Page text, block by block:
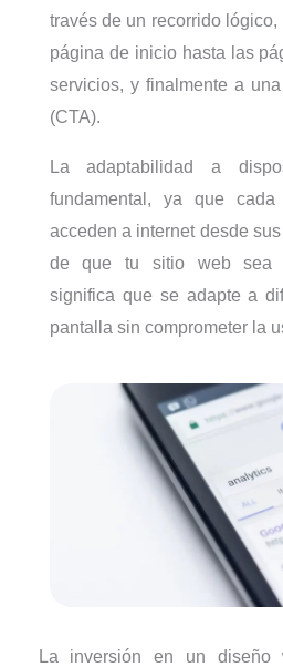
través de un recorrido
página de inicio hasta las
servicios, y finalmente a
(CTA).
La adaptabilidad a
fundamental, ya que
acceden a internet desde
de que tu sitio web sea
significa que se adapte a
pantalla sin comprometer la
La inversión en un diseño